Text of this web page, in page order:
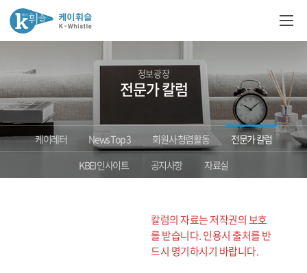
정보광장
전문가 칼럼
케이레터 News Top 3 회원사 청렴활동
전문가 칼럼
KBEI 인사이트
공지사항 자료실
칼럼의 자료는 저작권의 보호
를 받습니다. 인용시 출처를 반
드시 명기하시기 바랍니다.